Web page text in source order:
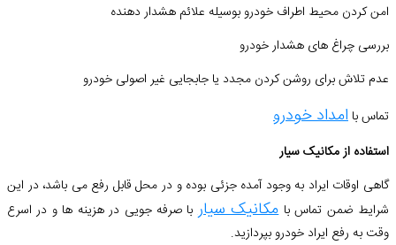
امن کردن محیط اطراف خودرو بوسیله علائم هشدار دهنده
بررسی چراغ های هشدار خودرو
عدم تلاش برای روشن کردن مجدد یا جابجایی غیر اصولی خودرو
تماس با امداد خودرو
استفاده از مکانیک سیار
گاهی اوقات ایراد به وجود آمده جزئی بوده و در محل قابل رفع می باشد، در این
شرایط ضمن تماس بامکانیک سیاربا صرفه جویی در هزینه ها و در اسرع
وقت به رفع ایراد خودرو بپردازید.